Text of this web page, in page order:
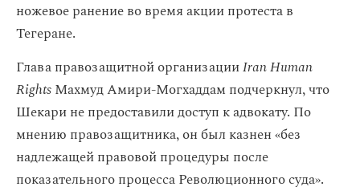
ножевое ранение во время акции протеста в
Тегеране.
Глава правозащитной организацииIran Human
RightsМахмуд Амири-Могхаддам подчеркнул, что
Шекари не предоставили доступ к адвокату. По
мнению правозащитника, он был казнен «без
надлежащей правовой процедуры после
показательного процесса Революционного суда».